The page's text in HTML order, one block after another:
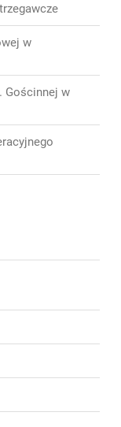
w
Gościnnej w